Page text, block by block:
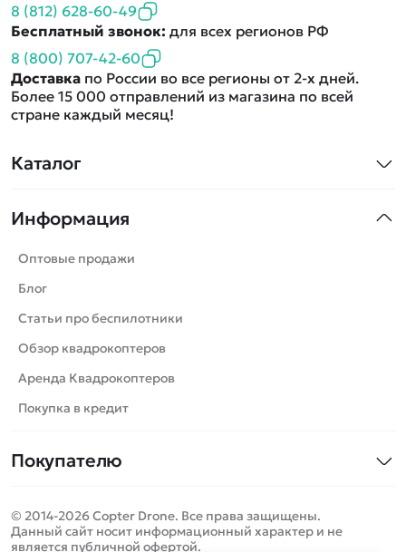
Каталог
Машинки
Танки
Вертолеты
Катера
Роботы
Самолеты
Сборные модели
Спецтехника
Игрушки
Информация
Оптовые продажи
Блог
Статьи про беспилотники
Обзор квадрокоптеров
Аренда Квадрокоптеров
Покупка в кредит
Покупателю
Оплата и доставка
8 (812) 628-60-49
Бесплатный звонок: для всех регионов РФ
8 (800) 707-42-60
Доставка по России во все регионы от 2-х дней.
Более 15 000 отправлений из магазина по всей
стране каждый месяц!
© 2014-2026 Copter Drone. Все права защищены.
Данный сайт носит информационный характер и не
является публичной офертой.